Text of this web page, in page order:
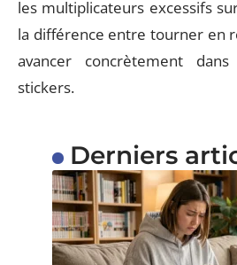
les multiplicateurs excessifs
la différence entre tourner en
avancer concrètement
stickers.
Derniers